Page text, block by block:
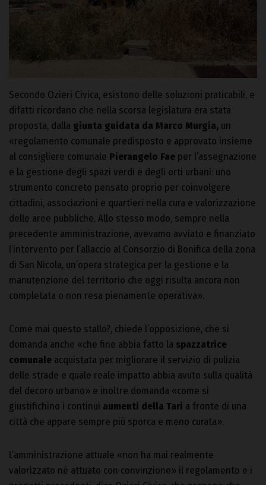
Secondo Ozieri Civica, esistono delle soluzioni praticabili, e
difatti ricordano che nella scorsa legislatura era stata
proposta, dalla giunta guidata da Marco Murgia, un
«regolamento comunale predisposto e approvato insieme
al consigliere comunale Pierangelo Fae per l’assegnazione
e la gestione degli spazi verdi e degli orti urbani: uno
strumento concreto pensato proprio per coinvolgere
cittadini, associazioni e quartieri nella cura e valorizzazione
delle aree pubbliche. Allo stesso modo, sempre nella
precedente amministrazione, avevamo avviato e finanziato
l’intervento per l’allaccio al Consorzio di Bonifica della zona
di San Nicola, un’opera strategica per la gestione e la
manutenzione del territorio che oggi risulta ancora non
completata o non resa pienamente operativa».
Come mai questo stallo?, chiede l’opposizione, che si
domanda anche «che fine abbia fatto la spazzatrice
comunale acquistata per migliorare il servizio di pulizia
delle strade e quale reale impatto abbia avuto sulla qualità
del decoro urbano» e inoltre domanda «come si
giustifichino i continui aumenti della Tari a fronte di una
città che appare sempre più sporca e meno curata».
L’amministrazione attuale «non ha mai realmente
valorizzato né attuato con convinzione» il regolamento e i